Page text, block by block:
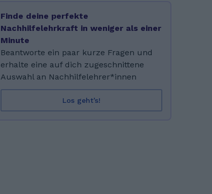
Finde deine perfekte
Nachhilfelehrkraft in weniger als einer
Minute
Beantworte ein paar kurze Fragen und
erhalte eine auf dich zugeschnittene
Auswahl an Nachhilfelehrer*innen
Los geht’s!